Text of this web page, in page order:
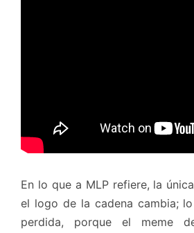
En lo que a MLP refiere, la
el logo de la cadena cambia;
perdida, porque el meme